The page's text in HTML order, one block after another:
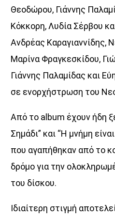
Θεοδώρου, Γιάννης
Κόκκορη, Λυδία Σέρβου
Ανδρέας Καραγιαννίδης,
Μαρίνα Φραγκεσκίδου,
Γιάννης Παλαμίδας και
σε ενορχήστρωση του
Από το album έχουν ήδη
Σημάδι” και “Η μνήμη
που αγαπήθηκαν από το
δρόμο για την
του δίσκου.
Ιδιαίτερη στιγμή